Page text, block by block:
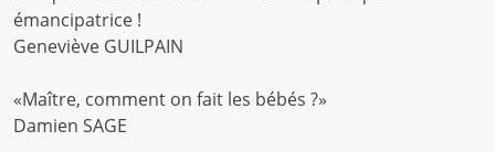
émancipatrice !
Geneviève GUILPAIN
«Maître, comment on fait les bébés ?»
Damien SAGE